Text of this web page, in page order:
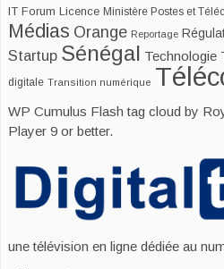
IT Forum Licence Ministère Postes et
Médias Orange Reportage
Startup Sénégal Technologie
digitale Transition numérique
WP Cumulus Flash tag cloud by
Player 9 or better.
une télévision en ligne dédiée au